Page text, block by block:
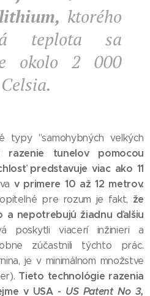
ktorého
teplota sa
okolo 2 000
typy "samohybných veľkých
razenie tunelov pomocou
predstavuje viac ako 11
v primere 10 až 12 metrov.
pre rozum je fakt, že
a nepotrebujú žiadnu ďalšiu
poskytli viacerí inžinieri a
zúčastnili týchto prác.
je v minimálnom množstve
Tieto technológie razenia
v USA - US Patent No 3,